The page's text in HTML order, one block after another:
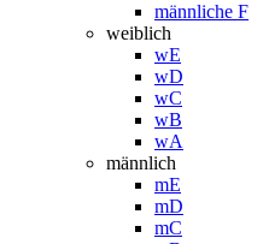
männliche F
weiblich
wE
wD
wC
wB
wA
männlich
mE
mD
mC